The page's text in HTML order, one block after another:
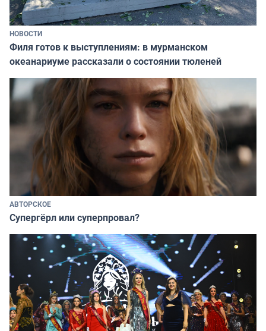
НОВОСТИ
Филя готов к выступлениям: в мурманском
океанариуме рассказали о состоянии тюленей
АВТОРСКОЕ
Супергёрл или суперпровал?